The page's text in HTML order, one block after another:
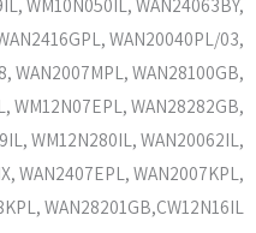
WAN20040PL/03,
WAN2007MPL, WAN28100GB,
WM12N07EPL, WAN28282GB,
WM12N280IL, WAN20062IL,
WAN2407EPL, WAN2007KPL,
WAN28201GB,CW12N16IL,